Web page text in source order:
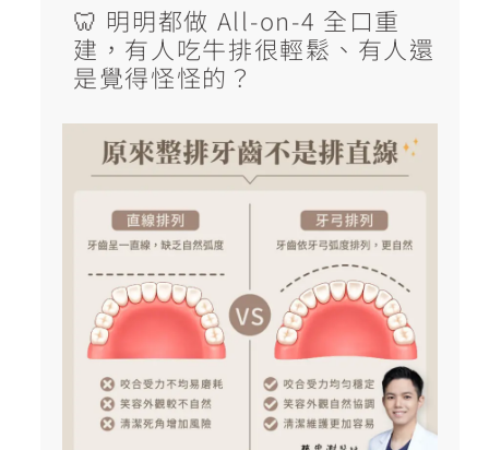
🦷 明明都做 All-on-4 全口重
建，有人吃牛排很輕鬆、有人還
是覺得怪怪的？